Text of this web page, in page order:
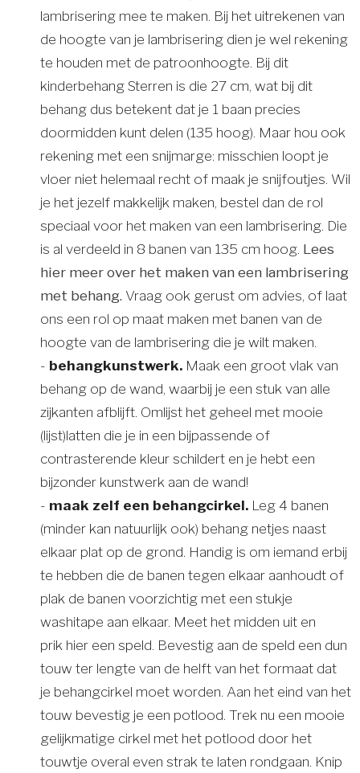
lambrisering mee te maken. Bij het uitrekenen van
de hoogte van je lambrisering dien je wel rekening
te houden met de patroonhoogte. Bij dit
kinderbehang Sterren is die 27 cm, wat bij dit
behang dus betekent dat je 1 baan precies
doormidden kunt delen (135 hoog). Maar hou ook
rekening met een snijmarge: misschien loopt je
vloer niet helemaal recht of maak je snijfoutjes. Wil
je het jezelf makkelijk maken, bestel dan de rol
speciaal voor het maken van een lambrisering. Die
is al verdeeld in 8 banen van 135 cm hoog. Lees
hier meer over het maken van een lambrisering
met behang. Vraag ook gerust om advies, of laat
ons een rol op maat maken met banen van de
hoogte van de lambrisering die je wilt maken.
- behangkunstwerk. Maak een groot vlak van
behang op de wand, waarbij je een stuk van alle
zijkanten afblijft. Omlijst het geheel met mooie
(lijst)latten die je in een bijpassende of
contrasterende kleur schildert en je hebt een
bijzonder kunstwerk aan de wand!
- maak zelf een behangcirkel. Leg 4 banen
(minder kan natuurlijk ook) behang netjes naast
elkaar plat op de grond. Handig is om iemand erbij
te hebben die de banen tegen elkaar aanhoudt of
plak de banen voorzichtig met een stukje
washitape aan elkaar. Meet het midden uit en
prik hier een speld. Bevestig aan de speld een dun
touw ter lengte van de helft van het formaat dat
je behangcirkel moet worden. Aan het eind van het
touw bevestig je een potlood. Trek nu een mooie
gelijkmatige cirkel met het potlood door het
touwtje overal even strak te laten rondgaan. Knip